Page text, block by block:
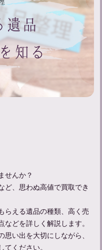
せんか？
ど、思わぬ高値で買取でき
らえる遺品の種類、高く売
どを詳しく解説します。
い出を大切にしながら、
ください。